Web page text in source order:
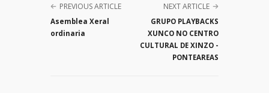
PREVIOUS ARTICLE
Asemblea Xeral
ordinaria
NEXT ARTICLE
GRUPO PLAYBACKS
XUNCO NO CENTRO
CULTURAL DE XINZO -
PONTEAREAS